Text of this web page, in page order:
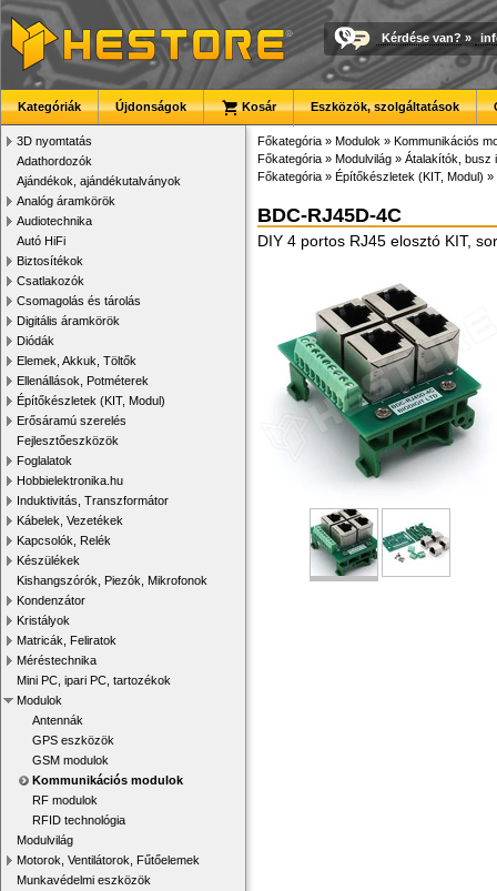
Kérdése van? »
Kategóriák Újdonságok Kosár Eszközök, szolgáltatások
3D nyomtatás
Adathordozók
Ajándékok, ajándékutalványok
Analóg áramkörök
Audiotechnika
Autó HiFi
Biztosítékok
Csatlakozók
Csomagolás és tárolás
Digitális áramkörök
Diódák
Elemek, Akkuk, Töltők
Ellenállások, Potméterek
Építőkészletek (KIT, Modul)
Erősáramú szerelés
Fejlesztőeszközök
Foglalatok
Hobbielektronika.hu
Induktivitás, Transzformátor
Kábelek, Vezetékek
Kapcsolók, Relék
Készülékek
Kishangszórók, Piezók, Mikrofonok
Kondenzátor
Kristályok
Matricák, Feliratok
Méréstechnika
Mini PC, ipari PC, tartozékok
Modulok
Antennák
GPS eszközök
GSM modulok
Kommunikációs modulok
RF modulok
RFID technológia
Modulvilág
Motorok, Ventilátorok, Fűtőelemek
Munkavédelmi eszközök
Főkategória » Modulok » Kommunikációs
Főkategória » Modulvilág » Átalakítók, busz
Főkategória » Építőkészletek (KIT, Modul) »
BDC-RJ45D-4C
DIY 4 portos RJ45 elosztó KIT,